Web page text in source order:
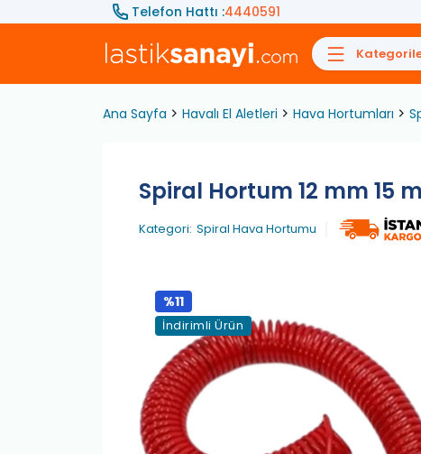
Telefon Hattı :4440591
Ana Sayfa Havalı El Aletleri Hava Hortumları
Spiral Hortum 12 mm 15
Kategori: Spiral Hava Hortumu
%11
İndirimli Ürün